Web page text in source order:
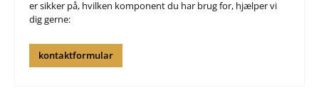
er sikker på, hvilken komponent du har brug for, hjælper vi
dig gerne:
kontaktformular